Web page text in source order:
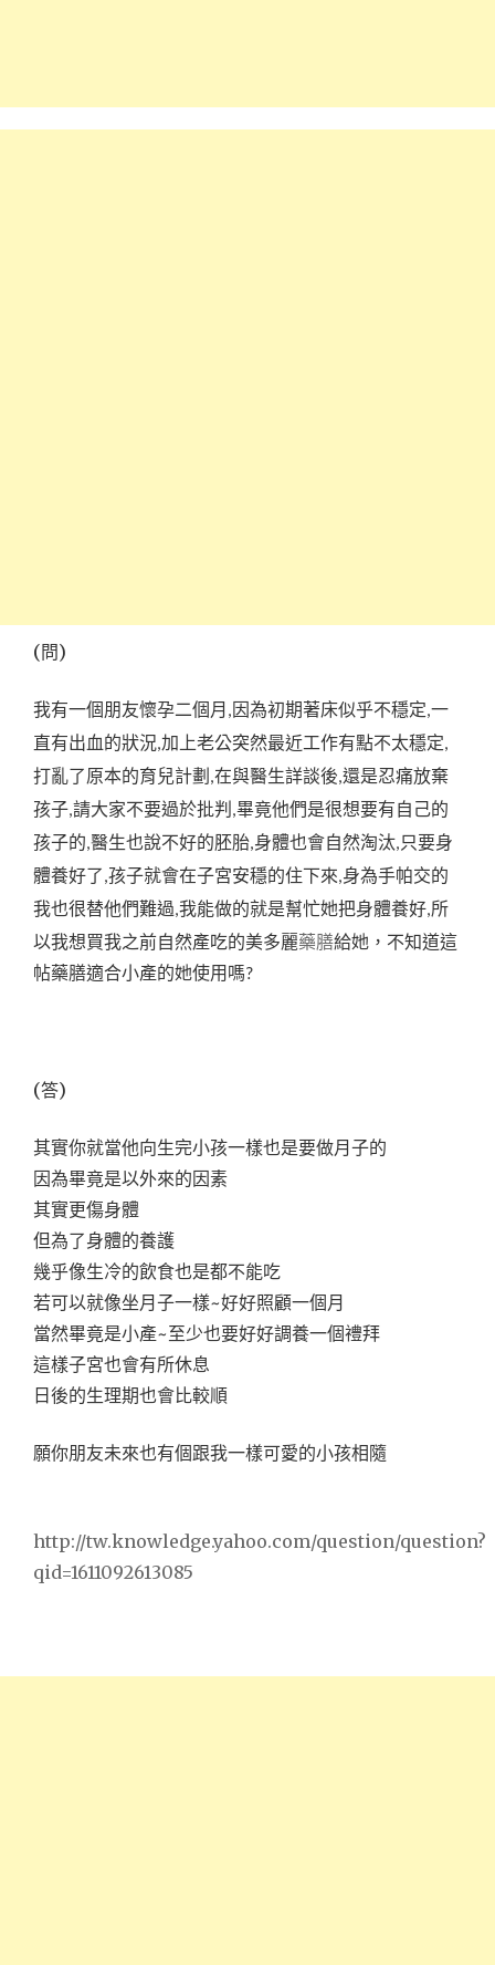
(問)
我有一個朋友懷孕二個月,因為初期著床似乎不穩定,一
直有出血的狀況,加上老公突然最近工作有點不太穩定,
打亂了原本的育兒計劃,在與醫生詳談後,還是忍痛放棄
孩子,請大家不要過於批判,畢竟他們是很想要有自己的
孩子的,醫生也說不好的胚胎,身體也會自然淘汰,只要身
體養好了,孩子就會在子宮安穩的住下來,身為手帕交的
我也很替他們難過,我能做的就是幫忙她把身體養好,所
以我想買我之前自然產吃的美多麗藥膳給她，不知道這
帖藥膳適合小產的她使用嗎?
(答)
其實你就當他向生完小孩一樣也是要做月子的
因為畢竟是以外來的因素
其實更傷身體
但為了身體的養護
幾乎像生冷的飲食也是都不能吃
若可以就像坐月子一樣~好好照顧一個月
當然畢竟是小產~至少也要好好調養一個禮拜
這樣子宮也會有所休息
日後的生理期也會比較順
願你朋友未來也有個跟我一樣可愛的小孩相隨
http://tw.knowledge.yahoo.com/question/question?
qid=1611092613085